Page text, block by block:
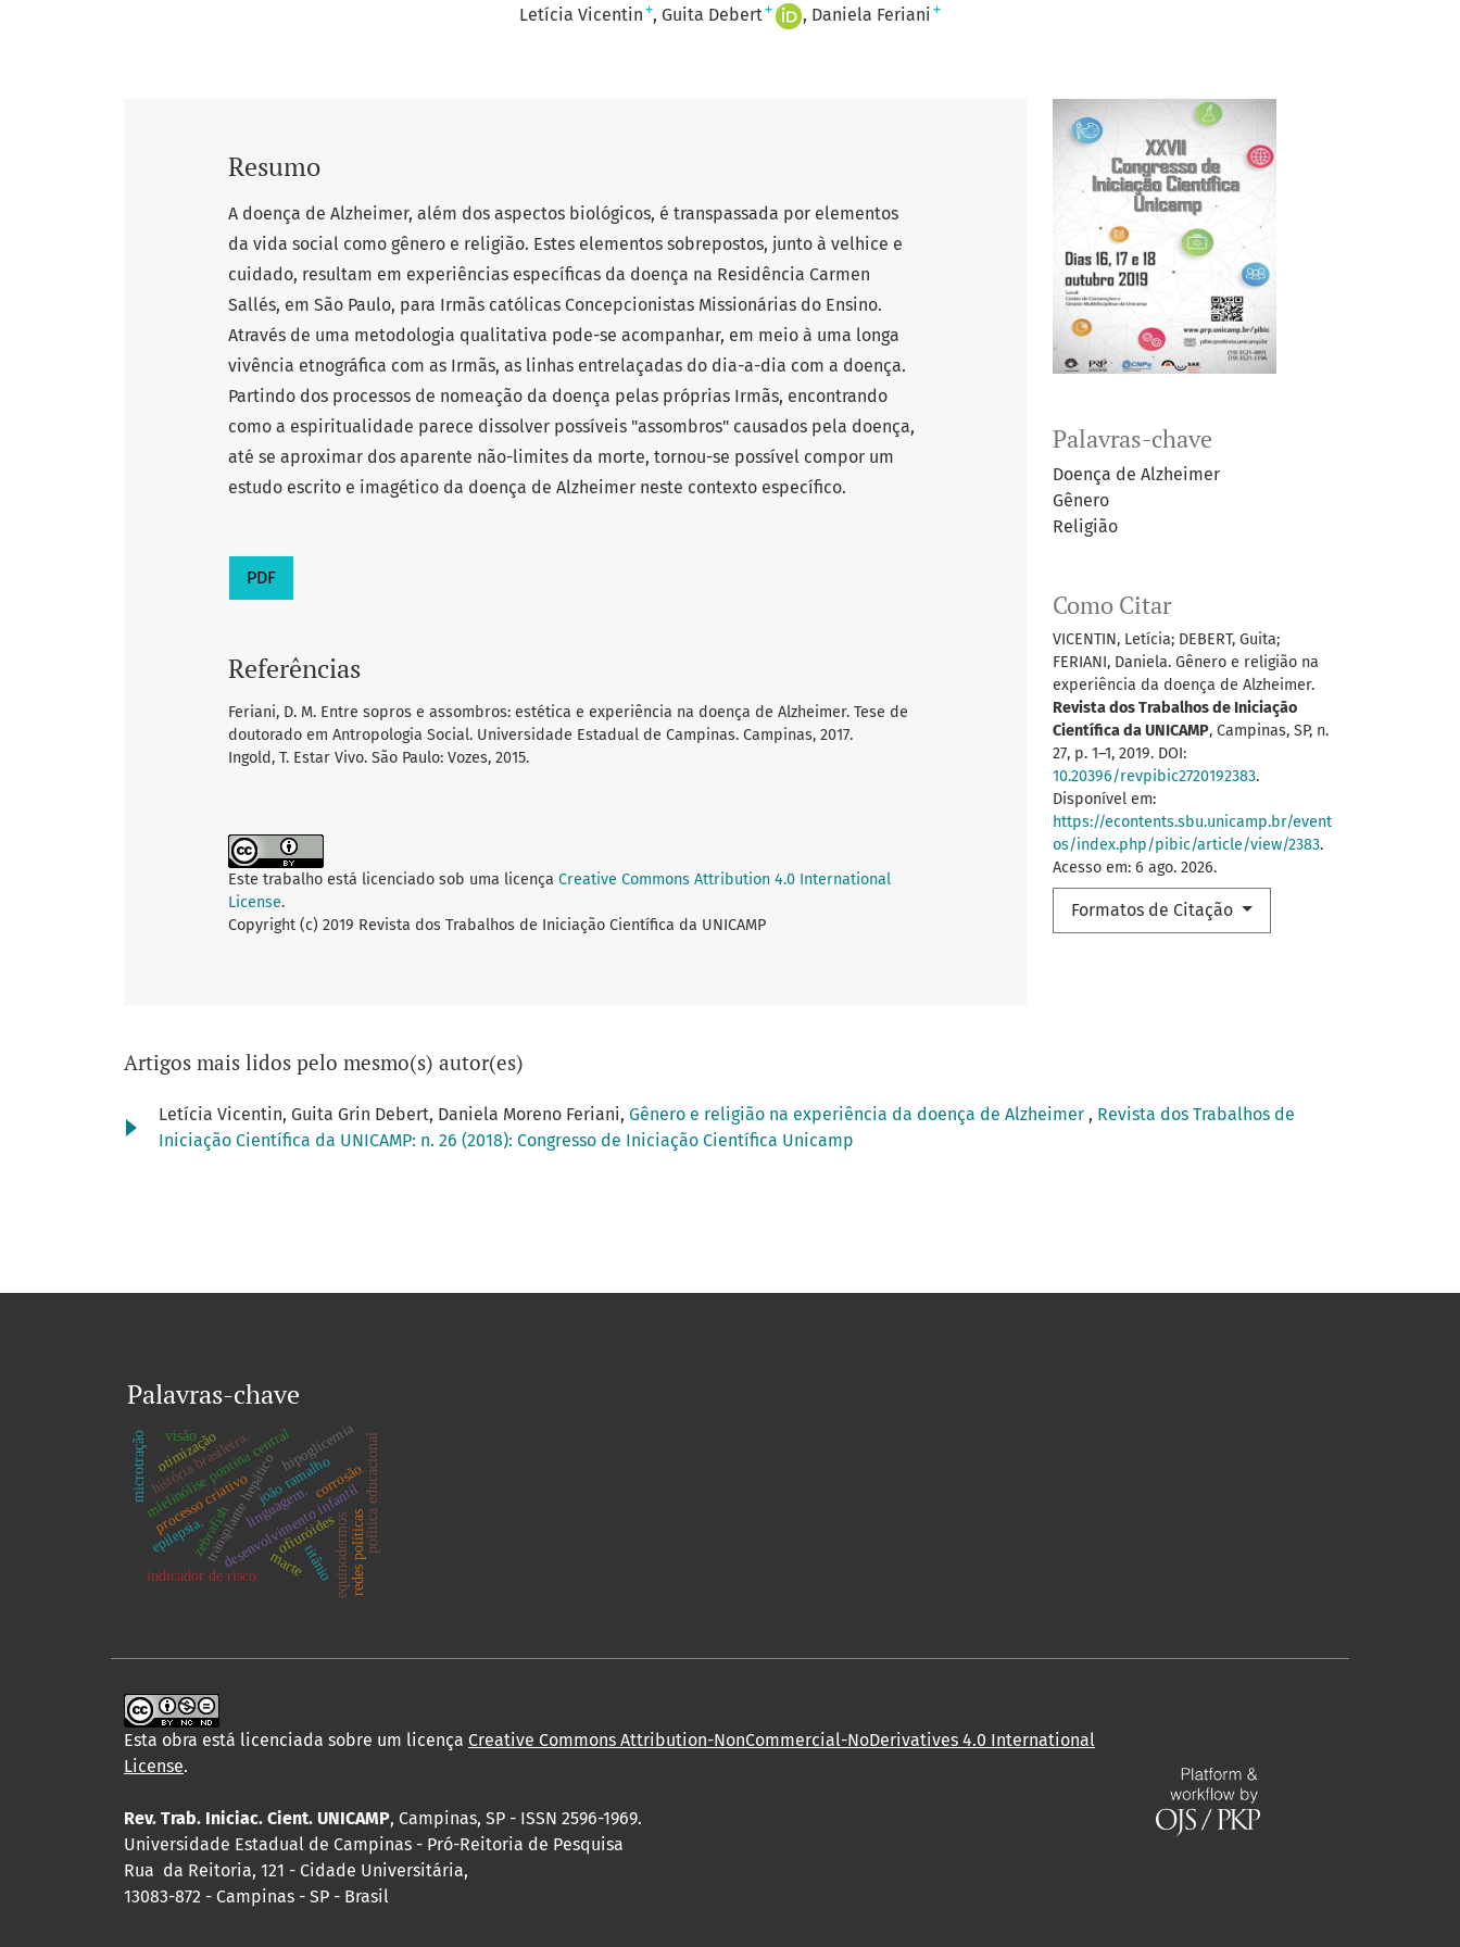
Letícia Vicentin + Guita Debert+ Daniela Feriani +
Palavras-chave
Doença de Alzheimer
Gênero
Religião
Como Citar
VICENTIN, Letícia; DEBERT, Guita;
FERIANI, Daniela. Gênero e religião na
experiência da doença de Alzheimer.
Revista dos Trabalhos de Iniciação
Científica da UNICAMP, Campinas, SP, n.
27, p. 1–1, 2019. DOI:
10.20396/revpibic2720192383.
Disponível em:
https://econtents.sbu.unicamp.br/event
os/index.php/pibic/article/view/2383.
Acesso em: 6 ago. 2026.
Formatos de Citação
Resumo
A doença de Alzheimer, além dos aspectos biológicos, é transpassada por elementos
da vida social como gênero e religião. Estes elementos sobrepostos, junto à velhice e
cuidado, resultam em experiências específicas da doença na Residência Carmen
Sallés, em São Paulo, para Irmãs católicas Concepcionistas Missionárias do Ensino.
Através de uma metodologia qualitativa pode-se acompanhar, em meio à uma longa
vivência etnográfica com as Irmãs, as linhas entrelaçadas do dia-a-dia com a doença.
Partindo dos processos de nomeação da doença pelas próprias Irmãs, encontrando
como a espiritualidade parece dissolver possíveis "assombros" causados pela doença,
até se aproximar dos aparente não-limites da morte, tornou-se possível compor um
estudo escrito e imagético da doença de Alzheimer neste contexto específico.
PDF
Referências
Feriani, D. M. Entre sopros e assombros: estética e experiência na doença de Alzheimer. Tese de
doutorado em Antropologia Social. Universidade Estadual de Campinas. Campinas, 2017.
Ingold, T. Estar Vivo. São Paulo: Vozes, 2015.
Este trabalho está licenciado sob uma licença Creative Commons Attribution 4.0 International
License.
Copyright (c) 2019 Revista dos Trabalhos de Iniciação Científica da UNICAMP
Artigos mais lidos pelo mesmo(s) autor(es)
Letícia Vicentin, Guita Grin Debert, Daniela Moreno Feriani, Gênero e religião na experiência da doença de Alzheimer , Revista dos Trabalhos de
Iniciação Científica da UNICAMP: n. 26 (2018): Congresso de Iniciação Científica Unicamp
Palavras-chave
mielinólise pontina central
transplante hepático
processo criativojoão ramalho
história brasileira.
desenvolvimento infantil
indicador de risco
linguagem.
ofiuróidesequinodermos
zebrafish
epilepsia. política educacional
redes políticas
microtração hipoglicemia
otimização
titânio
corrosão
marte
visão
Esta obra está licenciada sobre um licença Creative Commons Attribution-NonCommercial-NoDerivatives 4.0 International
License.
Rev. Trab. Iniciac. Cient. UNICAMP, Campinas, SP - ISSN 2596-1969.
Universidade Estadual de Campinas - Pró-Reitoria de Pesquisa
Rua da Reitoria, 121 - Cidade Universitária,
13083-872 - Campinas - SP - Brasil